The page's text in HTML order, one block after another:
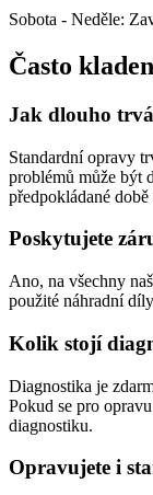
Sobota - Neděle:
Často
Jak dlouho
Standardní opravy
problémů může být
předpokládané době
Poskytujete
Ano, na všechny
použité náhradní
Kolik stojí
Diagnostika je
Pokud se pro
diagnostiku.
Opravujete i